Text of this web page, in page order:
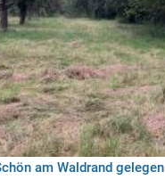
am Waldrand gelegen